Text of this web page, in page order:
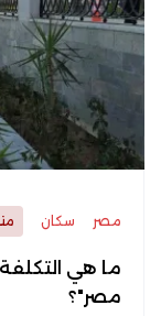
مصر سكان
ما هي
مصر"؟